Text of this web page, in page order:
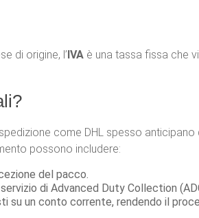
di origine, l’IVA è una tassa fissa che
come DHL spesso
possono includere:
del pacco.
di Advanced Duty Collection
su un conto corrente, rendendo il